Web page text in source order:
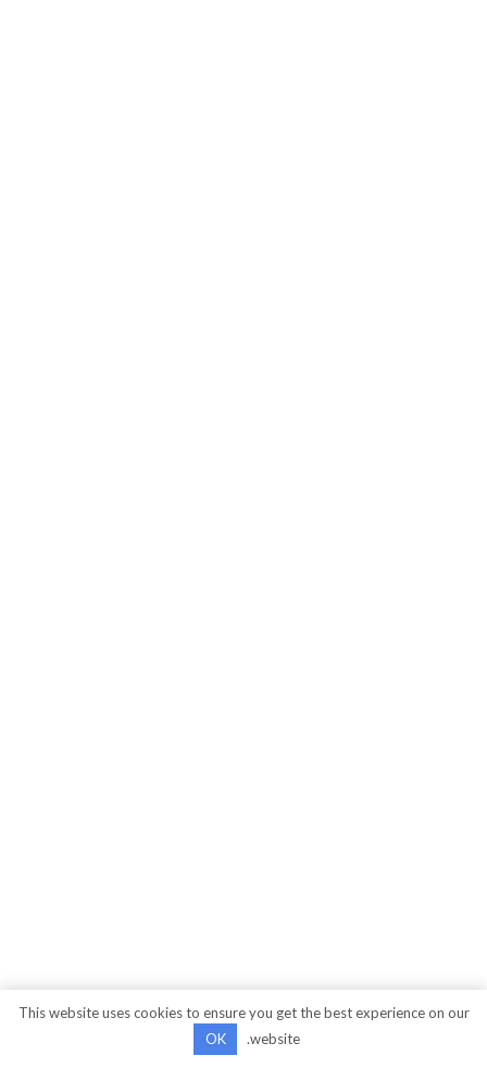
This website uses cookies to ensure you get the best experience on our
website.
OK